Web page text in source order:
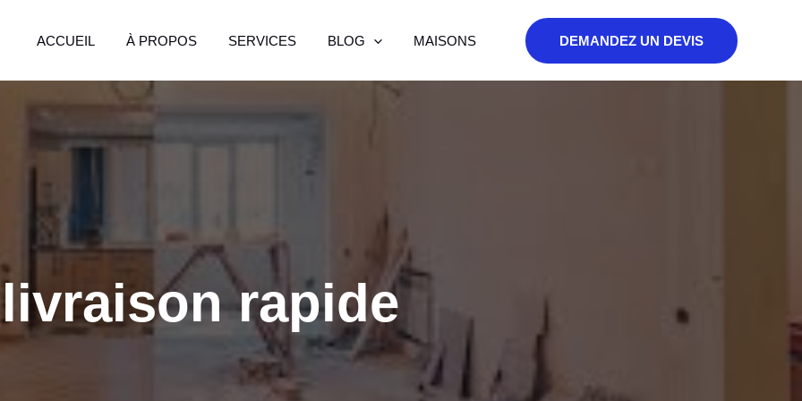
ACCUEIL À PROPOS SERVICES BLOG MAISONS DEMANDEZ UN DEVIS
livraison rapide